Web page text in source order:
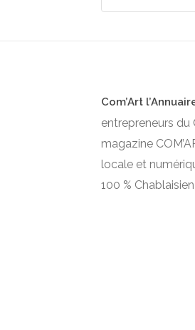
Com’Art
entrepreneurs du
magazine
locale et
100 %